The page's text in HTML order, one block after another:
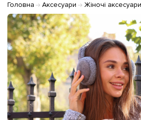
Головна Аксесуари Жіночі аксесуари